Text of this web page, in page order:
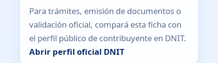
Para trámites, emisión de documentos o
validación oficial, compará esta ficha con
el perfil público de contribuyente en DNIT.
Abrir perfil oficial DNIT